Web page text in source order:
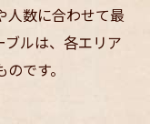
人数に合わせて最
ルは、各エリア
です。